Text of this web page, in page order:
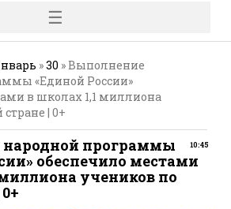
☰
»30 » Выполнение
«Единой России»
в школах 1,1 миллиона
| 0+
10:45
программы
обеспечило местами
учеников по